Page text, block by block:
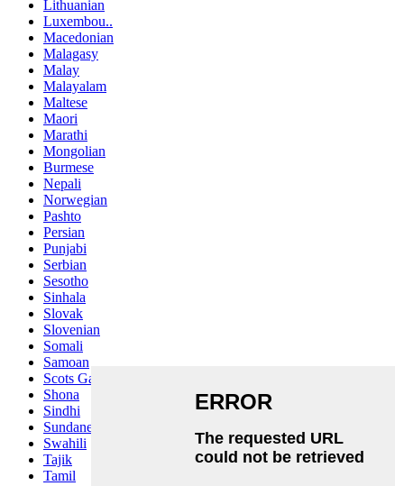
Lithuanian
Luxembou..
Macedonian
Malagasy
Malay
Malayalam
Maltese
Maori
Marathi
Mongolian
Burmese
Nepali
Norwegian
Pashto
Persian
Punjabi
Serbian
Sesotho
Sinhala
Slovak
Slovenian
Somali
Samoan
Scots Gaelic
Shona
Sindhi
Sundanese
Swahili
Tajik
Tamil